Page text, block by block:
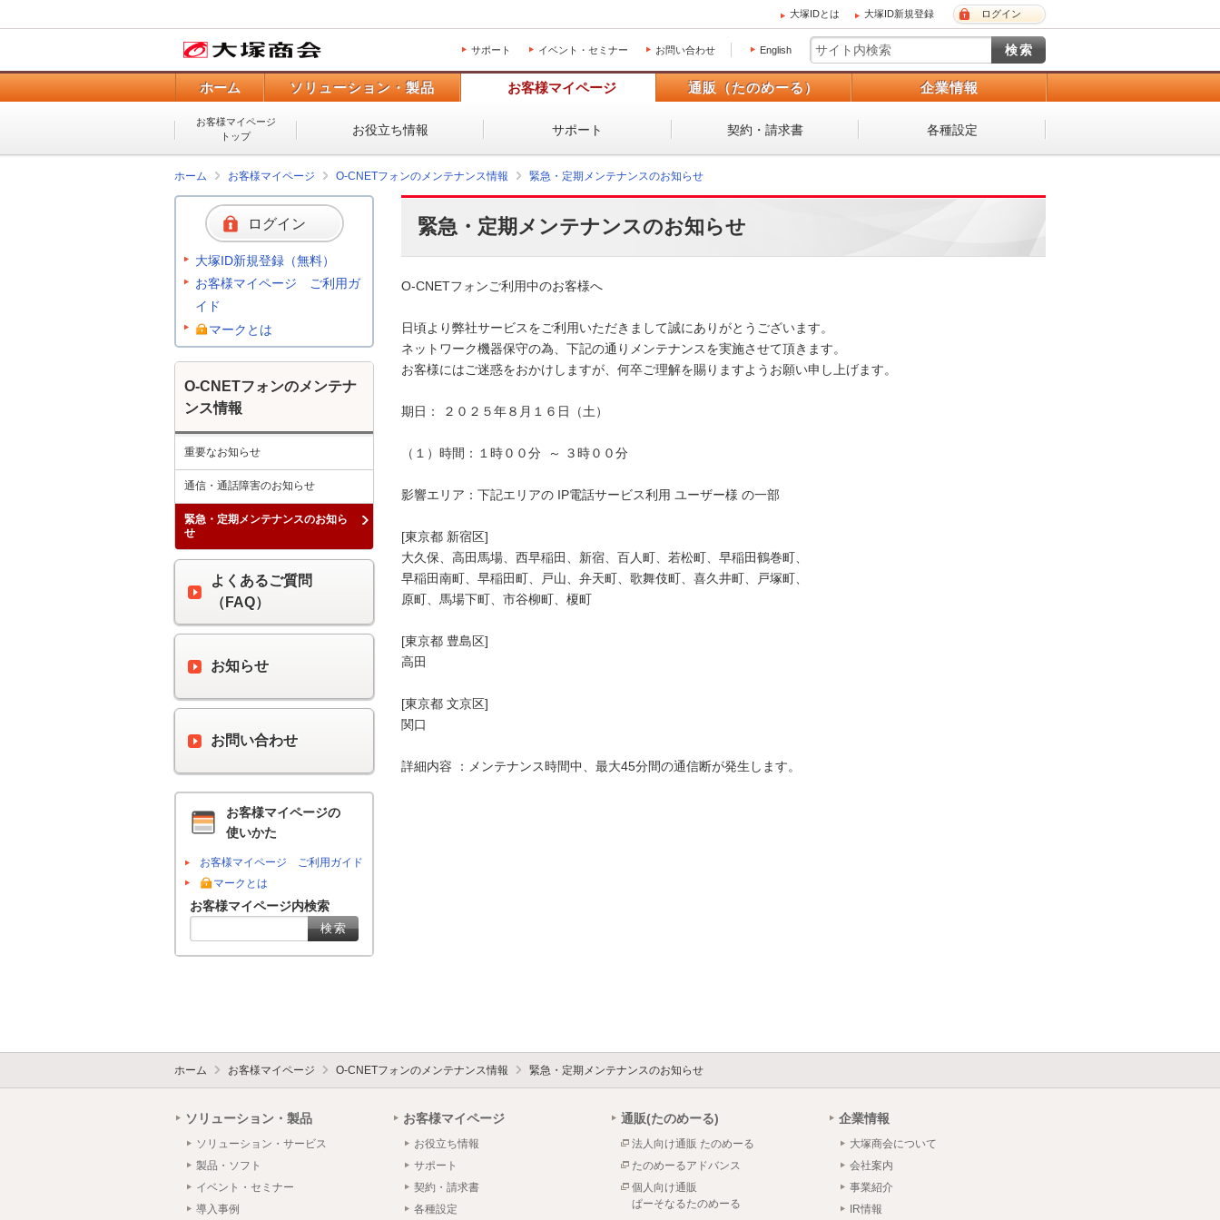
大塚IDとは 大塚ID新規登録 ログイン
サポート イベント・セミナー お問い合わせ English
ホーム ソリューション・製品 お客様マイページ 通販（たのめーる） 企業情報
お客様マイページ
トップ
お役立ち情報 サポート 契約・請求書 各種設定
ホーム お客様マイページ O-CNETフォンのメンテナンス情報 緊急・定期メンテナンスのお知らせ
緊急・定期メンテナンスのお知らせ
O-CNETフォンご利用中のお客様へ
日頃より弊社サービスをご利用いただきまして誠にありがとうございます。
ネットワーク機器保守の為、下記の通りメンテナンスを実施させて頂きます。
お客様にはご迷惑をおかけしますが、何卒ご理解を賜りますようお願い申し上げます。
期日： ２０２５年８月１６日（土）
（１）時間：１時００分  ～ ３時００分
影響エリア：下記エリアの IP電話サービス利用 ユーザー様 の一部
[東京都 新宿区]
大久保、高田馬場、西早稲田、新宿、百人町、若松町、早稲田鶴巻町、
早稲田南町、早稲田町、戸山、弁天町、歌舞伎町、喜久井町、戸塚町、
原町、馬場下町、市谷柳町、榎町
[東京都 豊島区]
高田
[東京都 文京区]
関口
詳細内容 ：メンテナンス時間中、最大45分間の通信断が発生します。
ログイン
大塚ID新規登録（無料）
お客様マイページ ご利用ガ
イド
マークとは
O-CNETフォンのメンテナ
ンス情報
重要なお知らせ
通信・通話障害のお知らせ
緊急・定期メンテナンスのお知ら
せ
よくあるご質問
（FAQ）
お知らせ
お問い合わせ
お客様マイページの
使いかた
お客様マイページ ご利用ガイド
マークとは
お客様マイページ内検索
ホーム お客様マイページ O-CNETフォンのメンテナンス情報 緊急・定期メンテナンスのお知らせ
ソリューション・製品
ソリューション・サービス
製品・ソフト
イベント・セミナー
導入事例
お客様マイページ
お役立ち情報
サポート
契約・請求書
各種設定
通販(たのめーる)
法人向け通販 たのめーる
たのめーるアドバンス
個人向け通販
ぱーそなるたのめーる
企業情報
大塚商会について
会社案内
事業紹介
IR情報